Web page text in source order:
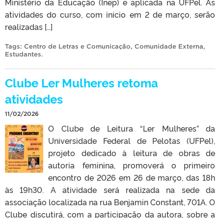
atividades do curso, com início em 2 de março, serão
realizadas […]
Tags: Centro de Letras e Comunicação, Comunidade Externa,
Estudantes.
Clube Ler Mulheres retoma
atividades
11/02/2026
O Clube de Leitura “Ler Mulheres” da
Universidade Federal de Pelotas (UFPel),
projeto dedicado à leitura de obras de
autoria feminina, promoverá o primeiro
encontro de 2026 em 26 de março, das 18h
às 19h30. A atividade será realizada na sede da
associação localizada na rua Benjamin Constant, 701A. O
Clube discutirá, com a participação da autora, sobre a